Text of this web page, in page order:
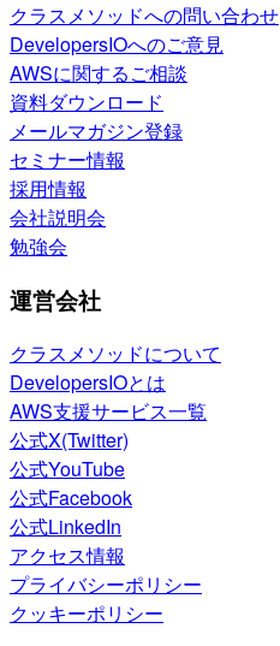
クラスメソッドへの問い合わせ
DevelopersIOへのご意見
AWSに関するご相談
資料ダウンロード
メールマガジン登録
セミナー情報
採用情報
会社説明会
勉強会
運営会社
クラスメソッドについて
DevelopersIOとは
AWS支援サービス一覧
公式X(Twitter)
公式YouTube
公式Facebook
公式LinkedIn
アクセス情報
プライバシーポリシー
クッキーポリシー